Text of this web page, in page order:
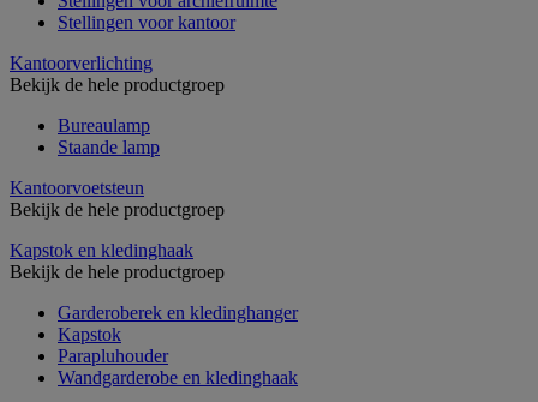
Stellingen voor kantoor
Kantoorverlichting
Bekijk de hele productgroep
Bureaulamp
Staande lamp
Kantoorvoetsteun
Bekijk de hele productgroep
Kapstok en kledinghaak
Bekijk de hele productgroep
Garderoberek en kledinghanger
Kapstok
Parapluhouder
Wandgarderobe en kledinghaak